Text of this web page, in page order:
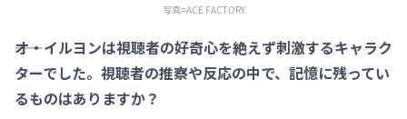
写真=ACE FACTORY
――オ・イルヨンは視聴者の好奇心を絶えず刺激するキャラク
ターでした。視聴者の推察や反応の中で、記憶に残ってい
るものはありますか？